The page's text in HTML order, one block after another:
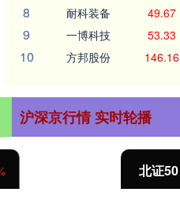
8 耐科装备 49.67
9 一博科技 53.33
10 方邦股份 146.16
沪深京行情 实时轮播
1134.24